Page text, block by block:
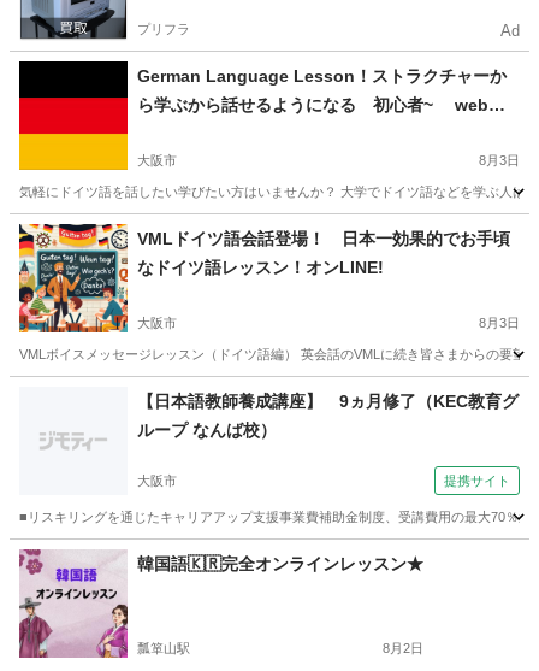
プリフラ Ad
German Language Lesson！ストラクチャーか
ら学ぶから話せるようになる 初心者~ web f
市）
大阪市 8月3日
気軽にドイツ語を話したい学びたい方はいませんか？ 大学でドイツ語などを学ぶ人
大阪 大阪市 その他語学 東京 千代田区 その他語学
ドイツ語
VMLドイツ語会話登場！ 日本一効果的でお手頃
なドイツ語レッスン！オンLINE!
大阪市 8月3日
VMLボイスメッセージレッスン（ドイツ語編） 英会話のVMLに続き皆さまからの要
その他語学 愛知 名古屋市 その他語学
VML
【日本語教師養成講座】 9ヵ月修了（KEC教育グ
ループ なんば校）
大阪市 提携サイト
■リスキリングを通じたキャリアアップ支援事業費補助金制度、受講費用の最大70％
大阪 大阪市 その他
韓国語🇰🇷完全オンラインレッスン★
瓢箪山駅 8月2日